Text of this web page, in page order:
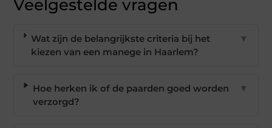
Veelgestelde vragen
Wat zijn de belangrijkste criteria bij het
kiezen van een manege in Haarlem?
▼
Hoe herken ik of de paarden goed worden
verzorgd?
▼